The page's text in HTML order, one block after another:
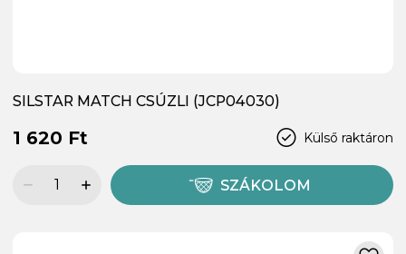
SILSTAR MATCH CSÚZLI (JCP04030)
Külső raktáron
1 620 Ft
SZÁKOLOM